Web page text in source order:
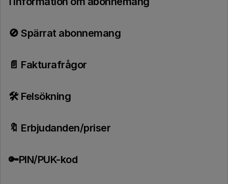
🚫 Spärrat abonnemang
📄 Fakturafrågor
🛠️ Felsökning
🔖 Erbjudanden/priser
🔑PIN/PUK-kod